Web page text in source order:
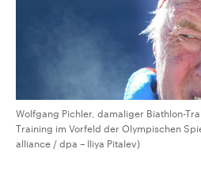
Wolfgang Pichler, damaliger Biathlon-
Training im Vorfeld der Olympischen
alliance / dpa – Iliya Pitalev)